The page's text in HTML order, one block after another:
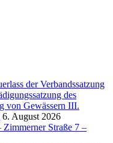
der Verbandssatzung
des
von Gewässern III.
6. August 2026
Zimmerner Straße 7 –